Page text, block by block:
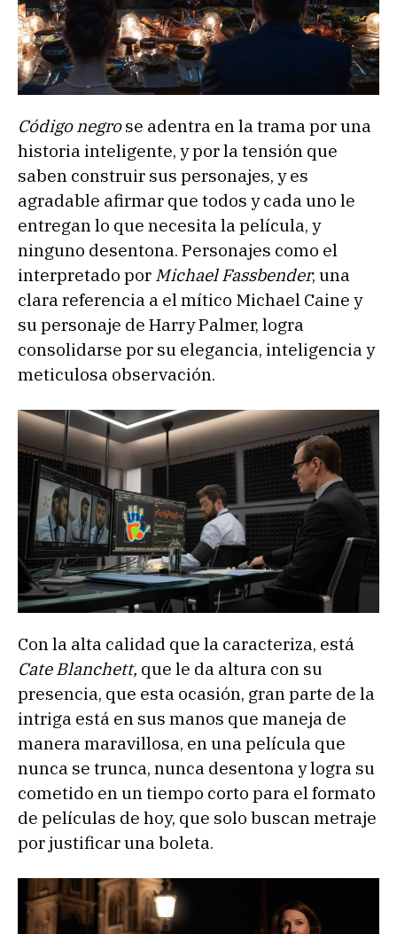
Código negrose adentra en la trama por una
historia inteligente, y por la tensión que
saben construir sus personajes, y es
agradable afirmar que todos y cada uno le
entregan lo que necesita la película, y
ninguno desentona. Personajes como el
interpretado por Michael Fassbender, una
clara referencia a el mítico Michael Caine y
su personaje de Harry Palmer, logra
consolidarse por su elegancia, inteligencia y
meticulosa observación.
Con la alta calidad que la caracteriza, está
Cate Blanchett, que le da altura con su
presencia, que esta ocasión, gran parte de la
intriga está en sus manos que maneja de
manera maravillosa, en una película que
nunca se trunca, nunca desentona y logra su
cometido en un tiempo corto para el formato
de películas de hoy, que solo buscan metraje
por justificar una boleta.